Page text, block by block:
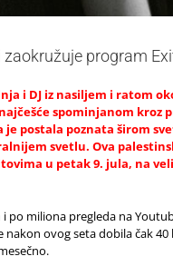
program
i DJ iz nasiljem i ratom
spominjanom kroz
postala poznata širom
svetlu. Ova
u petak 9. jula, na
miliona pregleda na
nakon ovog seta dobila čak